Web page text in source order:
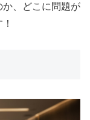
、どこに問題が